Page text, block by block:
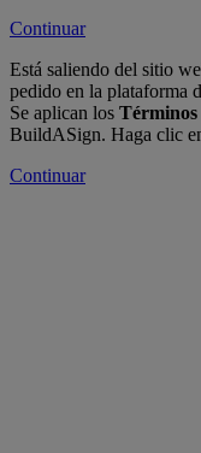
Continuar
Está saliendo del sitio
pedido en la plataforma
Se aplican los Términos
BuildASign. Haga clic
Continuar